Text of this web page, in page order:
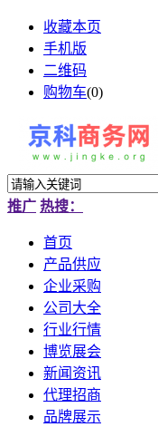
收藏本页
手机版
二维码
购物车(0)
推广 热搜：
首页
产品供应
企业采购
公司大全
行业行情
博览展会
新闻资讯
代理招商
品牌展示